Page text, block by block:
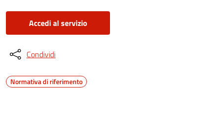
Accedi al servizio
Condividi
Normativa di riferimento